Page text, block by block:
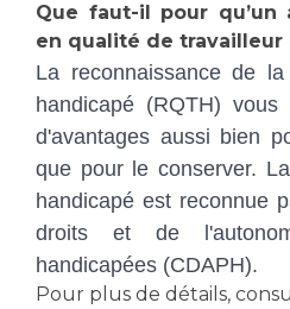
Les Comités Locaux des
Le projet des usagers
Qualité
Nos indicateurs qualité et
Protection des
Rôles et missions
Liste des marchés conclus
Documents utiles
Que faut-il pour qu’un
en qualité de travailleur
La reconnaissance de
handicapé (RQTH)
d'avantages aussi bien
que pour le conserver.
handicapé est reconnue
droits et de
handicapées (CDAPH).
Pour plus de détails,